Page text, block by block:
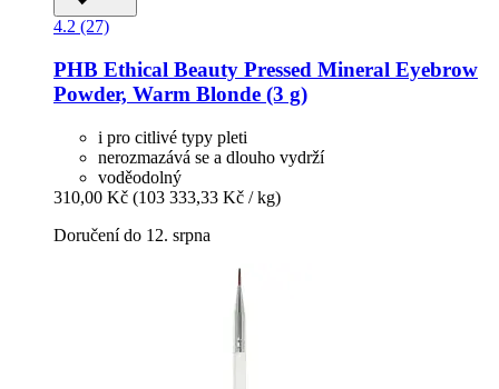
4.2 (27)
PHB Ethical Beauty Pressed Mineral Eyebrow
Powder, Warm Blonde (3 g)
i pro citlivé typy pleti
nerozmazává se a dlouho vydrží
voděodolný
310,00 Kč (103 333,33 Kč / kg)
Doručení do 12. srpna